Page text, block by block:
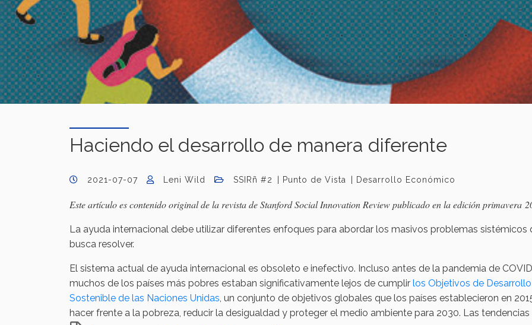
Haciendo el desarrollo de manera diferente
2021-07-07 Leni Wild SSIRñ #2 Punto de Vista Desarrollo Económico
Este artículo es contenido original de la revista de Stanford Social Innovation Review publicado en la edición primavera
La ayuda internacional debe utilizar diferentes enfoques para abordar los masivos problemas sistémicos
busca resolver.
El sistema actual de ayuda internacional es obsoleto e inefectivo. Incluso antes de la pandemia de
muchos de los países más pobres estaban significativamente lejos de cumplir los Objetivos de Desarrollo
Sostenible de las Naciones Unidas, un conjunto de objetivos globales que los países establecieron en
hacer frente a la pobreza, reducir la desigualdad y proteger el medio ambiente para 2030. Las